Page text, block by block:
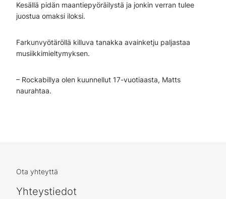
Kesällä pidän maantiepyöräilystä ja jonkin verran tulee
juostua omaksi iloksi.
Farkunvyötäröllä killuva tanakka avainketju paljastaa
musiikkimieltymyksen.
– Rockabillya olen kuunnellut 17-vuotiaasta, Matts
naurahtaa.
Ota yhteyttä
Yhteystiedot